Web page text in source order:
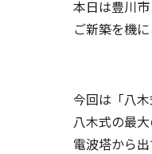
本日は豊川
ご新築を機
今回は「八木
八木式の最
電波塔から